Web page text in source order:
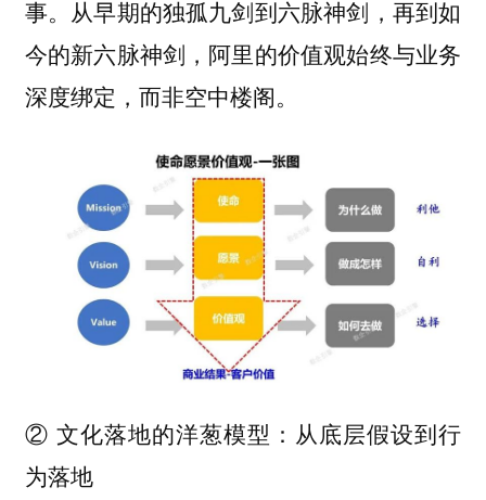
事。从早期的独孤九剑到六脉神剑，再到如
今的新六脉神剑，阿里的价值观始终与业务
深度绑定，而非空中楼阁。
② 文化落地的洋葱模型：从底层假设到行
为落地